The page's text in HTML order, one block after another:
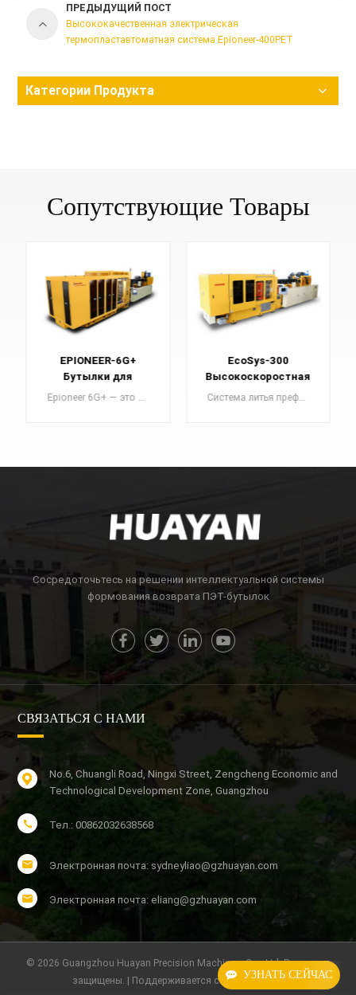
УЗНАТЬ СЕЙЧАС
ПРЕДЫДУЩИЙ ПОСТ
Высококачественная электрическая
термопластавтоматная система Epioneer-400PET
Категории Продукта
Сопутствующие Товары
EcoSys-300
Высокоскоростная
энергосберегающая
Система литья преформ серии EcoSys — это энергосберегающая и высокоэффективная система литья под давлением ПЭТ, разработанная и спроектированная компанией Huayan в соответствии с рыночным спросом.
УЗНАТЬ
EcoSys-400
Высокоскоростная
энергосберегающая
Система литья преформ серии EcoSys — это энергосберегающая и высокоэффективная система литья под давлением ПЭТ, разработанная и спроектированная компанией Huayan в соответствии с рыночным спросом.
УЗНАТЬ
БОЛЬШЕ
Сосредоточьтесь на решении интеллектуальной системы
формования возврата ПЭТ-бутылок
СВЯЗАТЬСЯ С НАМИ
No.6, Chuangli Road, Ningxi Street, Zengcheng Economic and
Technological Development Zone, Guangzhou
Тел.: 00862032638568
Электронная почта: sydneyliao@gzhuayan.com
Электронная почта: eliang@gzhuayan.com
© 2026 Guangzhou Huayan Precision Machinery Co., Ltd. Все права
защищены. | Поддерживается сеть IPv6